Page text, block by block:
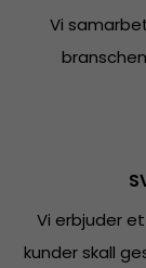
Vi
Vi erbjuder
kunder skall